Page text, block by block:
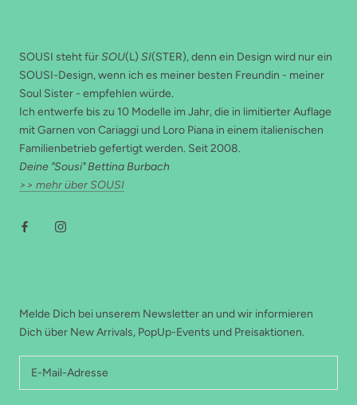
SOUSI steht fürSOU(L) SI(STER), denn ein Design wird nur ein
SOUSI-Design, wenn ich es meiner besten Freundin - meiner
Soul Sister - empfehlen würde.
Ich entwerfe bis zu 10 Modelle im Jahr, die in limitierter Auflage
mit Garnen von Cariaggi und Loro Piana in einem italienischen
Familienbetrieb gefertigt werden. Seit 2008.
Deine "Sousi" Bettina Burbach
>> mehr über SOUSI
Melde Dich bei unserem Newsletter an und wir informieren
Dich über New Arrivals, PopUp-Events und Preisaktionen.